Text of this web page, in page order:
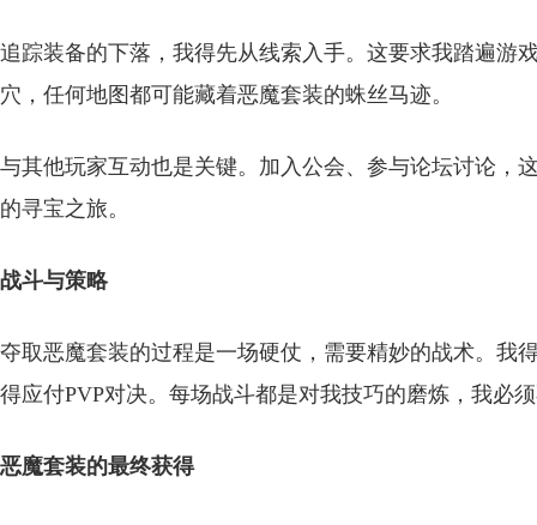
追踪装备的下落，我得先从线索入手。这要求我踏遍游
穴，任何地图都可能藏着恶魔套装的蛛丝马迹。
与其他玩家互动也是关键。加入公会、参与论坛讨论，
的寻宝之旅。
战斗与策略
夺取恶魔套装的过程是一场硬仗，需要精妙的战术。我
得应付PVP对决。每场战斗都是对我技巧的磨炼，我必
恶魔套装的最终获得